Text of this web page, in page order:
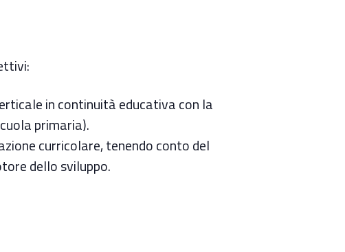
in continuità educativa con la
primaria).
curricolare, tenendo conto del
dello sviluppo.